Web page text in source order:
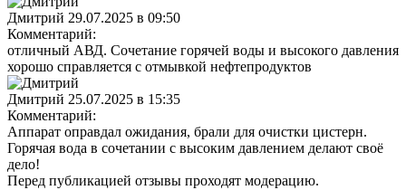
Дмитрий 29.07.2025 в 09:50
Комментарий:
отличный АВД. Сочетание горячей воды и высокого давления
хорошо справляется с отмывкой нефтепродуктов
Дмитрий 25.07.2025 в 15:35
Комментарий:
Аппарат оправдал ожидания, брали для очистки цистерн.
Горячая вода в сочетании с высоким давлением делают своё
дело!
Перед публикацией отзывы проходят модерацию.